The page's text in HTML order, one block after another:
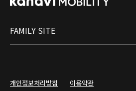
FAMILY SITE
개인정보처리방침 이용약관